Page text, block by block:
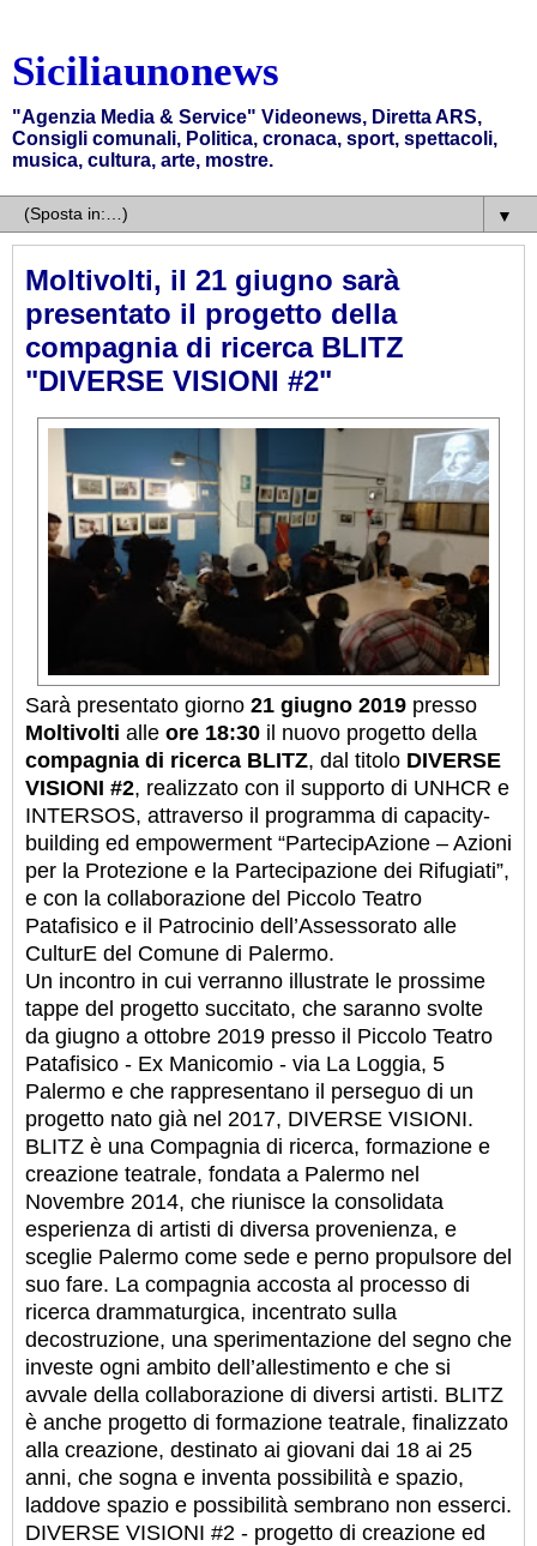
Siciliaunonews
"Agenzia Media & Service" Videonews, Diretta ARS,
Consigli comunali, Politica, cronaca, sport, spettacoli,
musica, cultura, arte, mostre.
▼
Moltivolti, il 21 giugno sarà
presentato il progetto della
compagnia di ricerca BLITZ
"DIVERSE VISIONI #2"
Sarà presentato giorno 21 giugno 2019 presso
Moltivolti alle ore 18:30 il nuovo progetto della
compagnia di ricerca BLITZ, dal titolo DIVERSE
VISIONI #2, realizzato con il supporto di UNHCR e
INTERSOS, attraverso il programma di capacity-
building ed empowerment “PartecipAzione – Azioni
per la Protezione e la Partecipazione dei Rifugiati”,
e con la collaborazione del Piccolo Teatro
Patafisico e il Patrocinio dell’Assessorato alle
CulturE del Comune di Palermo.
Un incontro in cui verranno illustrate le prossime
tappe del progetto succitato, che saranno svolte
da giugno a ottobre 2019 presso il Piccolo Teatro
Patafisico - Ex Manicomio - via La Loggia, 5
Palermo e che rappresentano il perseguo di un
progetto nato già nel 2017, DIVERSE VISIONI.
BLITZ è una Compagnia di ricerca, formazione e
creazione teatrale, fondata a Palermo nel
Novembre 2014, che riunisce la consolidata
esperienza di artisti di diversa provenienza, e
sceglie Palermo come sede e perno propulsore del
suo fare. La compagnia accosta al processo di
ricerca drammaturgica, incentrato sulla
decostruzione, una sperimentazione del segno che
investe ogni ambito dell’allestimento e che si
avvale della collaborazione di diversi artisti. BLITZ
è anche progetto di formazione teatrale, finalizzato
alla creazione, destinato ai giovani dai 18 ai 25
anni, che sogna e inventa possibilità e spazio,
laddove spazio e possibilità sembrano non esserci.
DIVERSE VISIONI #2 - progetto di creazione ed